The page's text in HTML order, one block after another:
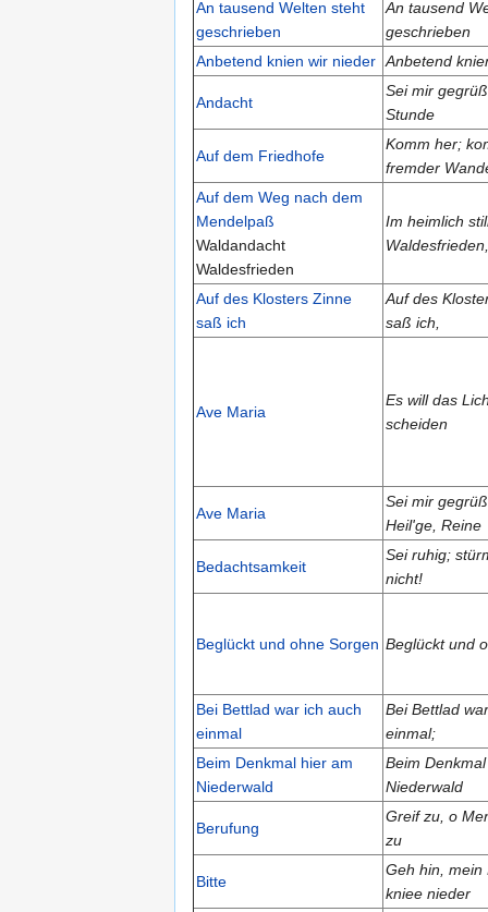
An tausend Welten steht
geschrieben
An tausend
geschrieben
Anbetend knien wir nieder Anbetend
Andacht
Sei mir
Stunde
Auf dem Friedhofe
Komm her;
fremder
Auf dem Weg nach dem
Mendelpaß
Waldandacht
Waldesfrieden
Im heimlich
Waldesfrieden,
Auf des Klosters Zinne
saß ich
Auf des
saß ich,
Ave Maria
Es will das
scheiden
Ave Maria
Sei mir
Heil'ge, Reine
Bedachtsamkeit
Sei ruhig;
nicht!
Beglückt und ohne Sorgen Beglückt und
Bei Bettlad war ich auch
einmal
Bei Bettlad
einmal;
Beim Denkmal hier am
Niederwald
Beim
Niederwald
Berufung
Greif zu, o
zu
Bitte
Geh hin, mein
kniee nieder